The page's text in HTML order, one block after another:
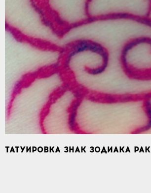
ТАТУИРОВКА ЗНАК ЗОДИАКА РАК